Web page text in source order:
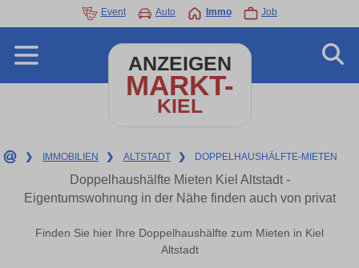
Event Auto Immo Job
ANZEIGEN
MARKT-
KIEL
❯ IMMOBILIEN ❯ ALTSTADT ❯ DOPPELHAUSHÄLFTE-MIETEN
Doppelhaushälfte Mieten Kiel Altstadt -
Eigentumswohnung in der Nähe finden auch von privat
Finden Sie hier Ihre Doppelhaushälfte zum Mieten in Kiel
Altstadt